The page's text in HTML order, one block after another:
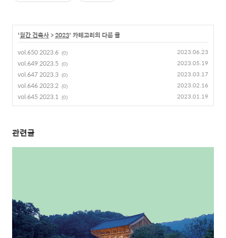
'월간 건축사 >2023' 카테고리의 다른 글
vol.650 2023.6 (0) 2023.06.23
vol.649 2023.5 (0) 2023.05.19
vol.647 2023.3 (0) 2023.03.17
vol.646 2023.2 (0) 2023.02.16
vol.645 2023.1 (0) 2023.01.19
관련글